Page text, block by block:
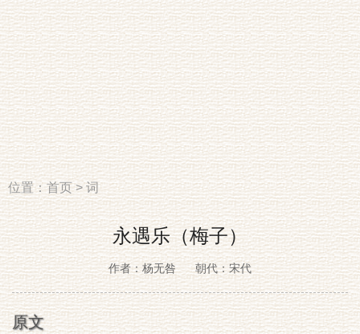
位置：首页>词
永遇乐（梅子）
作者：杨无咎 朝代：宋代
原文